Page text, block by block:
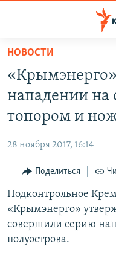
Вернуться
основному
содержанию
главной
навигации
Вернутся
поиску
СПЕЦПРОЕКТЫ
11 ЛЕТ ОККУПАЦИИ
ЕЩЕ
ИНТЕРАКТИВ
ИНФОГРАФИКА
ТЕЛЕПРОЕКТ
СОВЕТЫ
РАДІО СВОБОДА
КАК ОБОЙТИ
Українською
Qırımtatar
НОВОСТИ
нападении на
топором и
28 ноября 2017, 16:14
Поделиться
Подконтрольное
«Крымэнерго»
совершили серию
полуострова.